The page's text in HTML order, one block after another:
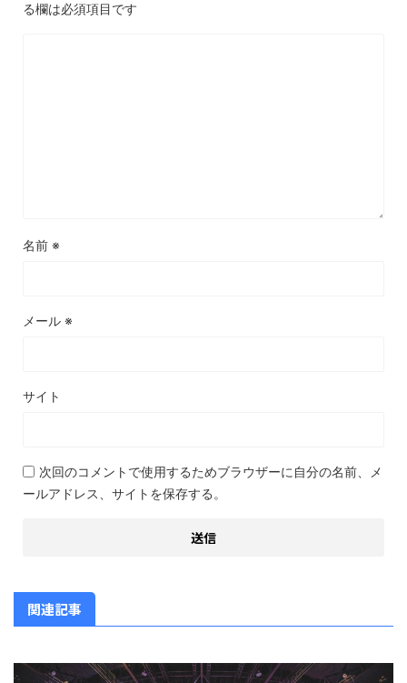
る欄は必須項目です
名前 ※
メール ※
サイト
次回のコメントで使用するためブラウザーに自分の名前、メ
ールアドレス、サイトを保存する。
関連記事